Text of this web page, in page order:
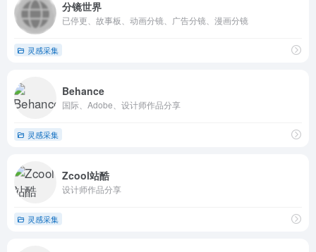
分镜世界
已停更、故事板、动画分镜、广告分镜、漫画分镜
灵感采集
Behance
国际、Adobe、设计师作品分享
灵感采集
Zcool站酷
设计师作品分享
灵感采集